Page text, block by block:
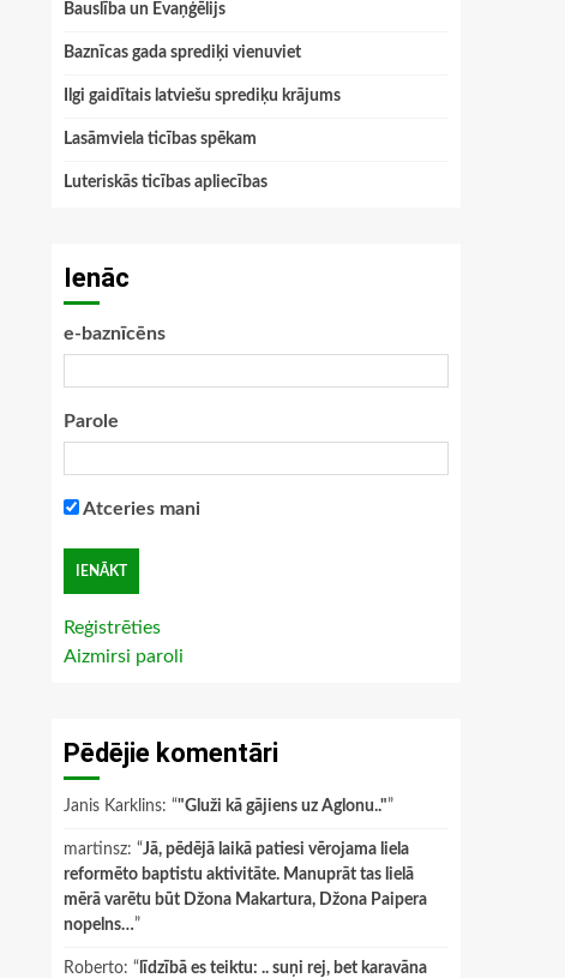
Bauslība un Evaņģēlijs
Baznīcas gada sprediķi vienuviet
Ilgi gaidītais latviešu sprediķu krājums
Lasāmviela ticības spēkam
Luteriskās ticības apliecības
Ienāc
e-baznīcēns
Parole
Atceries mani
Reģistrēties
Aizmirsi paroli
Pēdējie komentāri
Janis Karklins: “"Gluži kā gājiens uz Aglonu.."”
martinsz: “Jā, pēdējā laikā patiesi vērojama liela
reformēto baptistu aktivitāte. Manuprāt tas lielā
mērā varētu būt Džona Makartura, Džona Paipera
nopelns…”
Roberto: “ līdzībā es teiktu: .. suņi rej, bet karavāna